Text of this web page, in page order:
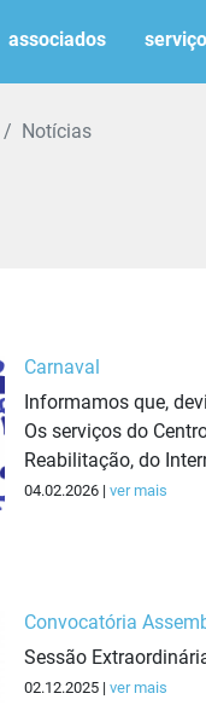
associados
Notícias
Carnaval
Informamos que,
Os serviços do
Reabilitação, do
04.02.2026 | ver mais
Convocatória
Sessão
02.12.2025 | ver mais